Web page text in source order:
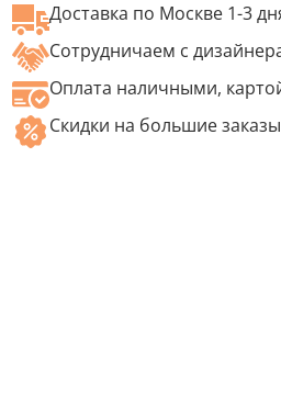
Доставка по Москве 1-3
Сотрудничаем с
Оплата наличными,
Скидки на большие заказы